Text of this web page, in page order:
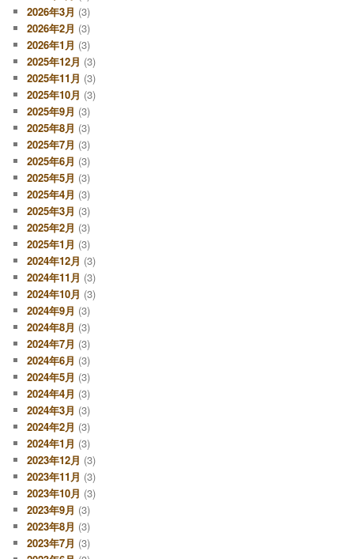
2026年3月 (3)
2026年2月 (3)
2026年1月 (3)
2025年12月 (3)
2025年11月 (3)
2025年10月 (3)
2025年9月 (3)
2025年8月 (3)
2025年7月 (3)
2025年6月 (3)
2025年5月 (3)
2025年4月 (3)
2025年3月 (3)
2025年2月 (3)
2025年1月 (3)
2024年12月 (3)
2024年11月 (3)
2024年10月 (3)
2024年9月 (3)
2024年8月 (3)
2024年7月 (3)
2024年6月 (3)
2024年5月 (3)
2024年4月 (3)
2024年3月 (3)
2024年2月 (3)
2024年1月 (3)
2023年12月 (3)
2023年11月 (3)
2023年10月 (3)
2023年9月 (3)
2023年8月 (3)
2023年7月 (3)